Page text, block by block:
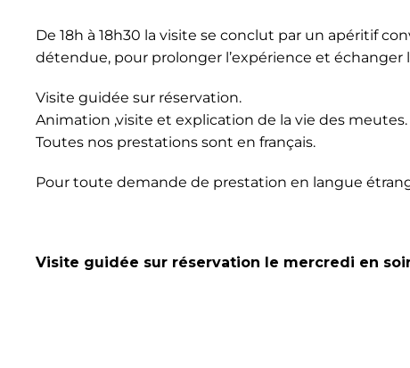
De 18h à 18h30 la visite se conclut par un apéritif
détendue, pour prolonger l’expérience et échanger
Visite guidée sur réservation.
Animation ,visite et explication de la vie des meutes.
Toutes nos prestations sont en français.
Pour toute demande de prestation en langue
Visite guidée sur réservation le mercredi en